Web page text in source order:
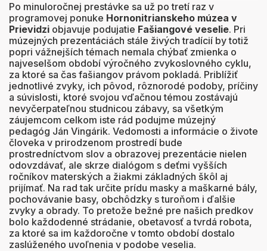
Po minuloročnej prestávke sa už po tretí raz v
programovej ponuke Hornonitrianskeho múzea v
Prievidzi objavuje podujatie Fašiangové veselie. Pri
múzejných prezentáciách stále živých tradícií by totiž
popri vážnejších témach nemala chýbať zmienka o
najveselšom období výročného zvykoslovného cyklu,
za ktoré sa čas fašiangov právom pokladá. Priblížiť
jednotlivé zvyky, ich pôvod, rôznorodé podoby, príčiny
a súvislosti, ktoré svojou vďačnou témou zostávajú
nevyčerpateľnou studnicou zábavy, sa všetkým
záujemcom celkom iste rád podujme múzejný
pedagóg Ján Vingárik. Vedomosti a informácie o živote
človeka v prirodzenom prostredí bude
prostredníctvom slov a obrazovej prezentácie nielen
odovzdávať, ale skrze dialógom s deťmi vyšších
ročníkov materských a žiakmi základných škôl aj
prijímať. Na rad tak určite prídu masky a maškarné bály,
pochovávanie basy, obchôdzky s turoňom i ďalšie
zvyky a obrady. To pretože bežné pre našich predkov
bolo každodenné strádanie, obetavosť a tvrdá robota,
za ktoré sa im každoročne v tomto období dostalo
zaslúženého uvoľnenia v podobe veselia.